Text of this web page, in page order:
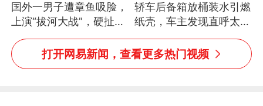
国外一男子遭章鱼吸脸，
上演“拔河大战”，硬扯加
铁棒敲打方才挣脱
轿车后备箱放桶装水引燃
纸壳，车主发现直呼太危
险，“拍出来让大家都避
免这个危险”
打开网易新闻，查看更多热门视频